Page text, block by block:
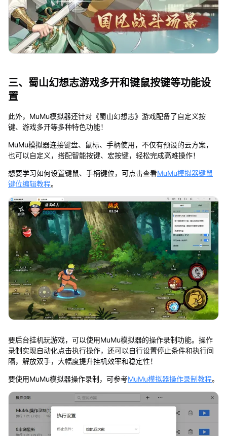
三、蜀山幻想志游戏多开和键鼠按键等功能设
置
此外，MuMu模拟器还针对《蜀山幻想志》游戏配备了自定义按
键、游戏多开等多种特色功能！
MuMu模拟器连接键盘、鼠标、手柄使用，不仅有预设的云方案，
也可以自定义，搭配智能按键、宏按键，轻松完成高难操作！
想要学习如何设置键鼠、手柄键位，可点击查看MuMu模拟器键鼠
键位编辑教程。
要后台挂机玩游戏，可以使用MuMu模拟器的操作录制功能。操作
录制实现自动化点击执行操作，还可以自行设置停止条件和执行间
隔，解放双手，大幅度提升挂机效率和稳定性！
要使用MuMu模拟器操作录制，可参考MuMu模拟器操作录制教程。